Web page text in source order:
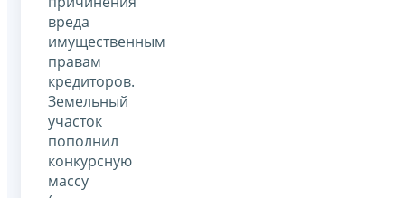
вреда
имущественным
правам
кредиторов.
Земельный
участок
пополнил
конкурсную
массу